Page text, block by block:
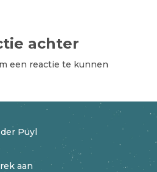
achter
een reactie te kunnen
Puyl
aan